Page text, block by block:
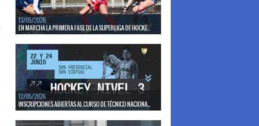
13/05/2026
EN MARCHA LA PRIMERA FASE DE LA SUPERLIGA DE HOCKE...
durante 5 días en todo el territorio nacional
LEER MÁS
12/05/2026
INSCRIPCIONES ABIERTAS AL CURSO DE TÉCNICO NACIONA...